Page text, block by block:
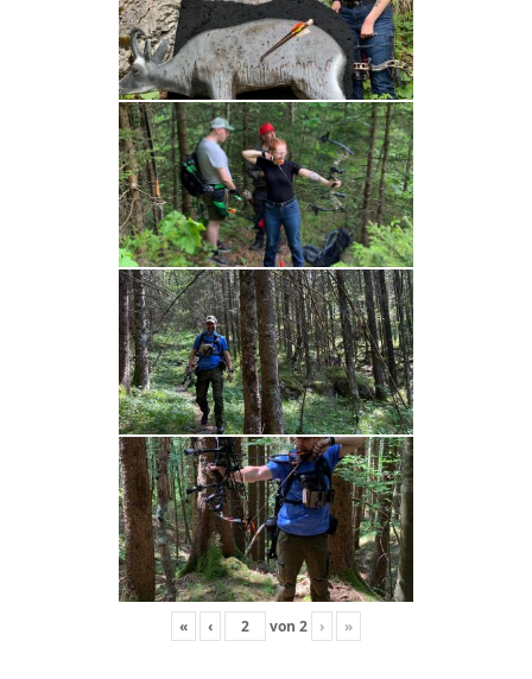
« ‹ von 2 › »